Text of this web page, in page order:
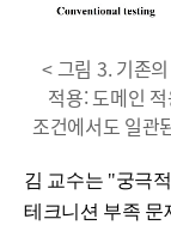
< 그림 3. 기존
적용: 도메인
조건에서도 일관
김 교수는 "궁극
테크니션 부족 문